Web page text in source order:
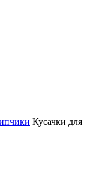
Кусачки для